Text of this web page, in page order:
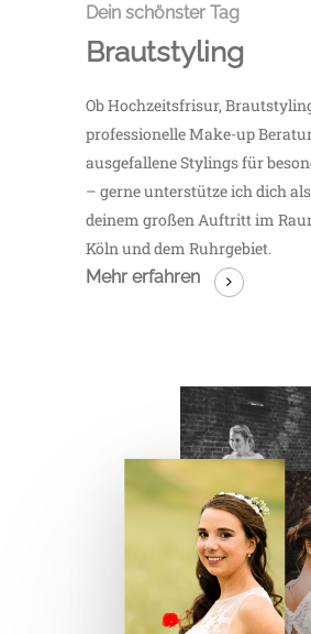
Dein schönster Tag
Brautstyling
Ob Hochzeitsfrisur,
professionelle Make-up
ausgefallene Stylings für
– gerne unterstütze ich dich
deinem großen Auftritt im
Köln und dem Ruhrgebiet.
Mehr erfahren